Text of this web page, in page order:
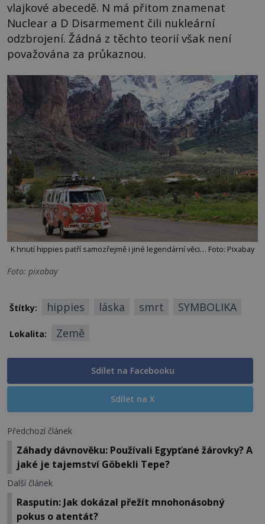
vlajkové abecedě. N má přitom znamenat
Nuclear a D Disarmement čili nukleární
odzbrojení. Žádná z těchto teorií však není
považována za průkaznou.
K hnutí hippies patří samozřejmě i jiné legendární věci… Foto: Pixabay
Foto: pixabay
Štítky: hippies láska smrt SYMBOLIKA
Lokalita: Země
Sdílet na Facebooku
Sdílet na X
Předchozí článek
Záhady dávnověku: Používali Egypťané žárovky? A
jaké je tajemství Göbekli Tepe?
Další článek
Rasputin: Jak dokázal přežít mnohonásobný
pokus o atentát?